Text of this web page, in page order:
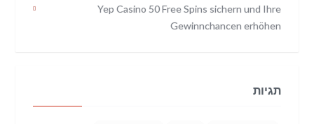
Yep Casino 50 Free Spins sichern und Ihre
Gewinnchancen erhöhen
תגיות